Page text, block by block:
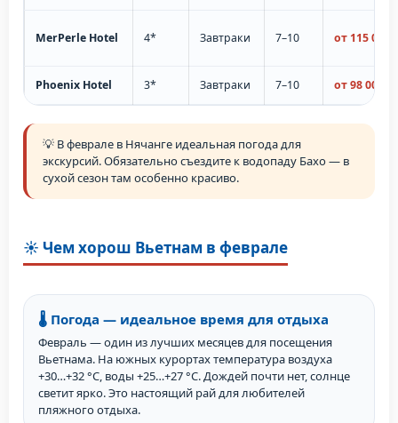
MerPerle Hotel 4* Завтраки 7–10 от 115 000 ₽
Phoenix Hotel 3* Завтраки 7–10 от 98 000 ₽
💡 В феврале в Нячанге идеальная погода для
экскурсий. Обязательно съездите к водопаду Бахо — в
сухой сезон там особенно красиво.
☀️ Чем хорош Вьетнам в феврале
🌡️ Погода — идеальное время для отдыха
Февраль — один из лучших месяцев для посещения
Вьетнама. На южных курортах температура воздуха
+30…+32 °C, воды +25…+27 °C. Дождей почти нет, солнце
светит ярко. Это настоящий рай для любителей
пляжного отдыха.